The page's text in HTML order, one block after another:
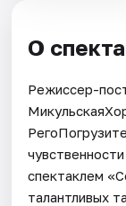
О
Режиссер-
спектаклем
талантливых